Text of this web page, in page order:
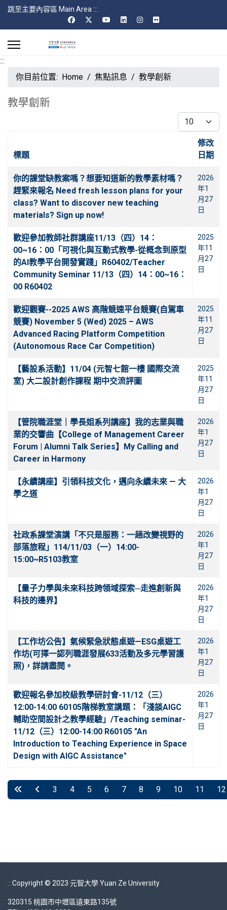
跳至主要內容區 Main Area :::
:::
你目前位置: Home 焦點訊息 教學創新
教學創新
每頁顯示條數
文章
標題
修改
日期
你的課堂缺教案嗎？想要知道新的教學素材嗎？
趕緊來報名 Need fresh lesson plans for your
class? Want to discover new teaching
materials? Sign up now!
2026
年1
月27
日
歡迎參加教師社群講座11/13（四）14：
00~16：00「可視化與互動式教學-從概念到原型
的AI教學平台開發實踐」R60402/Teacher
Community Seminar 11/13（四）14：00~16：
00 R60402
2025
年11
月27
日
歡迎觀賽--2025 AWS 高階競速平台競賽(自駕車
競賽) November 5 (Wed) 2025 – AWS
Advanced Racing Platform Competition
(Autonomous Race Car Competition)
2025
年11
月27
日
【藝設系活動】11/04 (元智七館一樓 國際交流
室) 大二設計創作課程 期中交流評圖
2025
年11
月27
日
【管院職涯堂｜學長姐系列講座】我的志業與職
業的交響曲【College of Management Career
Forum | Alumni Talk Series】My Calling and
Career in Harmony
2026
年1
月27
日
【永續講座】引領科技文化，邁向永續未來 — 大
學之道
2026
年1
月27
日
社政系課堂演講「不只是服務：一趟改變視野的
部落旅程」114/11/03（一）14:00-
15:00~R5103教室
2026
年1
月27
日
【量子力學與未來科技跨領域探索─走進創新與
科技的邊界】
2026
年1
月27
日
【工作坊公告】氣候緊急狀態桌遊—ESG桌遊工
作坊(可擇一認列職涯發展633活動及多元學習護
照)，詳請盡閱。
2026
年1
月27
日
歡迎報名參加校級教學研討會-11/12（三）
12:00-14:00 60105階梯教室講題：「淺談AIGC
輔助空間設計之教學經驗」/Teaching seminar-
11/12（三）12:00-14:00 R60105 "An
Introduction to Teaching Experience in Space
Design with AIGC Assistance"
2026
年1
月27
日
第 8 頁 共 14 頁
3 4 5 6 7 8 9 10 11 12
:::Copyright © 2023 元智大學 Yuan Ze University
320315 桃園市中壢區遠東路135號